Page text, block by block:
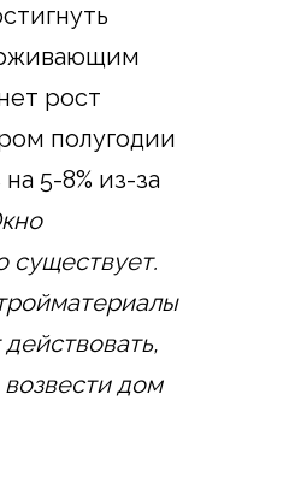
рост
полугодии
5-8% из-за
существует.
возвести дом